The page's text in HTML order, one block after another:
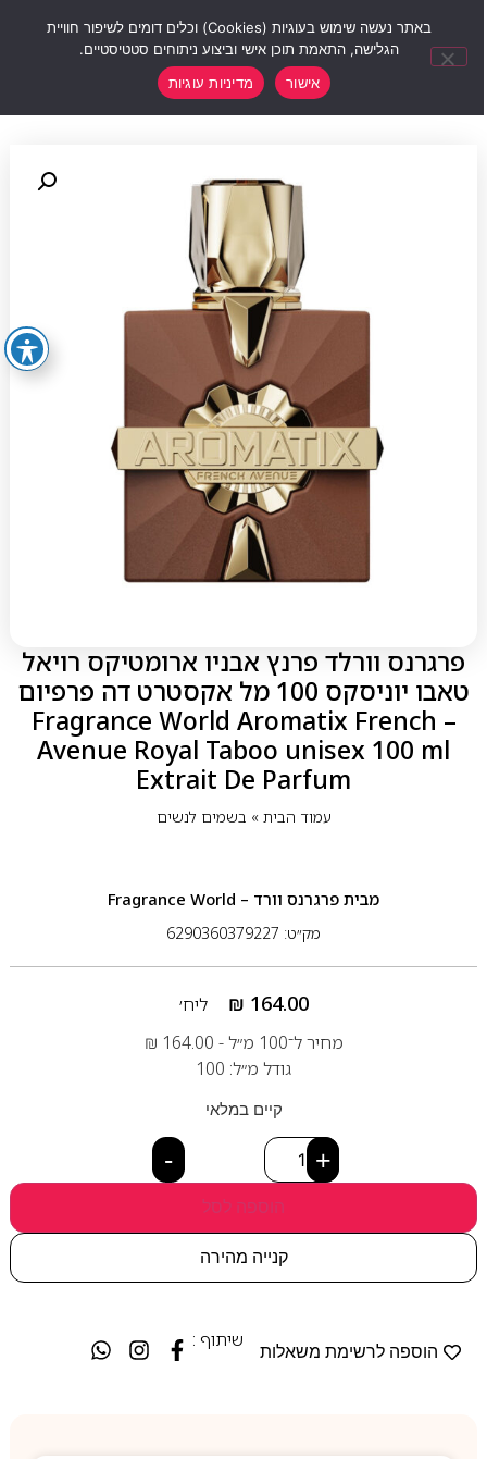
פרגרנס וורלד פרנץ אבניו ארומטיקס רויאל
טאבו יוניסקס 100 מל אקסטרט דה פרפיום
– Fragrance World Aromatix French
Avenue Royal Taboo unisex 100 ml
Extrait De Parfum
עמוד הבית» בשמים לנשים
מבית פרגרנס וורד – Fragrance World
מק״ט: 6290360379227
₪ 164.00
ליח׳
מחיר ל־100 מ״ל -
₪ 164.00
גודל מ״ל: 100
קיים במלאי
- +
הוספה לסל
קנייה מהירה
הוספה לרשימת משאלות
שיתוף :
באתר נעשה שימוש בעוגיות (Cookies) וכלים דומים לשיפור חוויית
הגלישה, התאמת תוכן אישי וביצוע ניתוחים סטטיסטיים.
אישור
מדיניות עוגיות